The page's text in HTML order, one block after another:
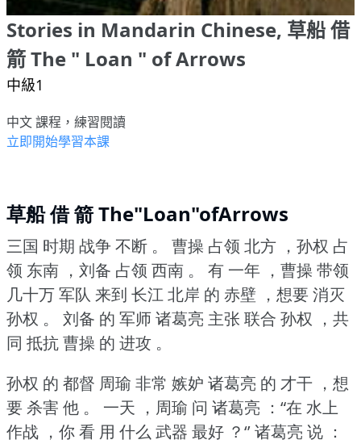
Stories in Mandarin Chinese, 草船 借
箭 The " Loan " of Arrows
中級1
中文 課程，練習閱讀
立即開始學習本課
草船 借 箭 The"Loan"ofArrows
三国 时期 战争 不断 。
曹操 占领 北方 ，孙权 占
领 东南 ，刘备 占领 西南 。
有 一年 ，曹操 带领
几十万 军队 来到 长江 北岸 的 赤壁 ，想要 消灭
孙权 。
刘备 的 军师 诸葛亮 主张 联合 孙权 ，共
同 抵抗 曹操 的 进攻 。
孙权 的 都督 周瑜 非常 嫉妒 诸葛亮 的 才干 ，想
要 杀害 他 。
一天 ，周瑜 问 诸葛亮 ：“在 水上
作战 ，你 看 用 什么 武器 最好 ？‘’诸葛亮 说 ：